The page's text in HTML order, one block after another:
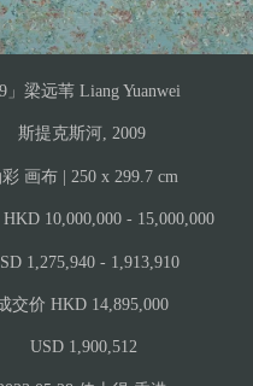
」梁远苇 Liang Yuanwei
斯提克斯河, 2009
画布 | 250 x 299.7 cm
10,000,000 - 15,000,000
1,275,940 - 1,913,910
交价 HKD 14,895,000
USD 1,900,512